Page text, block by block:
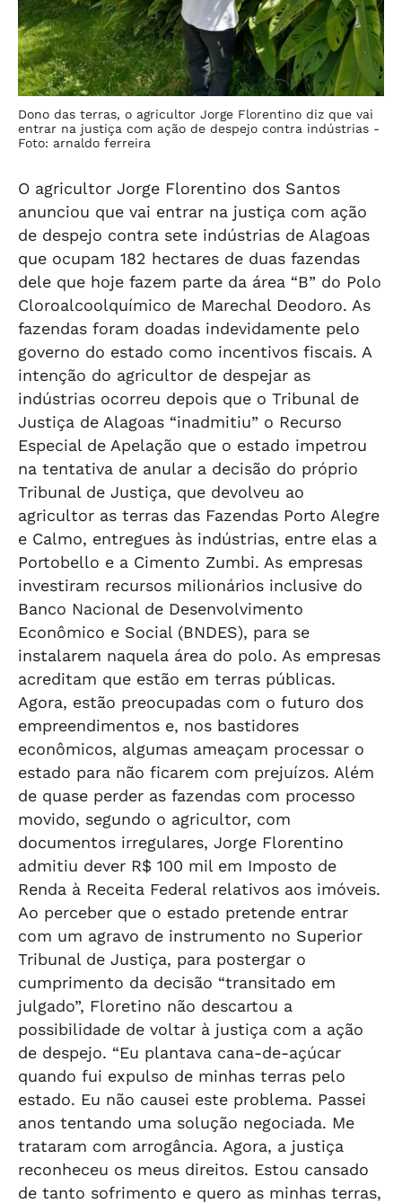
Dono das terras, o agricultor Jorge Florentino diz que vai
entrar na justiça com ação de despejo contra indústrias -
Foto: arnaldo ferreira
O agricultor Jorge Florentino dos Santos
anunciou que vai entrar na justiça com ação
de despejo contra sete indústrias de Alagoas
que ocupam 182 hectares de duas fazendas
dele que hoje fazem parte da área “B” do Polo
Cloroalcoolquímico de Marechal Deodoro. As
fazendas foram doadas indevidamente pelo
governo do estado como incentivos fiscais. A
intenção do agricultor de despejar as
indústrias ocorreu depois que o Tribunal de
Justiça de Alagoas “inadmitiu” o Recurso
Especial de Apelação que o estado impetrou
na tentativa de anular a decisão do próprio
Tribunal de Justiça, que devolveu ao
agricultor as terras das Fazendas Porto Alegre
e Calmo, entregues às indústrias, entre elas a
Portobello e a Cimento Zumbi. As empresas
investiram recursos milionários inclusive do
Banco Nacional de Desenvolvimento
Econômico e Social (BNDES), para se
instalarem naquela área do polo. As empresas
acreditam que estão em terras públicas.
Agora, estão preocupadas com o futuro dos
empreendimentos e, nos bastidores
econômicos, algumas ameaçam processar o
estado para não ficarem com prejuízos. Além
de quase perder as fazendas com processo
movido, segundo o agricultor, com
documentos irregulares, Jorge Florentino
admitiu dever R$ 100 mil em Imposto de
Renda à Receita Federal relativos aos imóveis.
Ao perceber que o estado pretende entrar
com um agravo de instrumento no Superior
Tribunal de Justiça, para postergar o
cumprimento da decisão “transitado em
julgado”, Floretino não descartou a
possibilidade de voltar à justiça com a ação
de despejo. “Eu plantava cana-de-açúcar
quando fui expulso de minhas terras pelo
estado. Eu não causei este problema. Passei
anos tentando uma solução negociada. Me
trataram com arrogância. Agora, a justiça
reconheceu os meus direitos. Estou cansado
de tanto sofrimento e quero as minhas terras,